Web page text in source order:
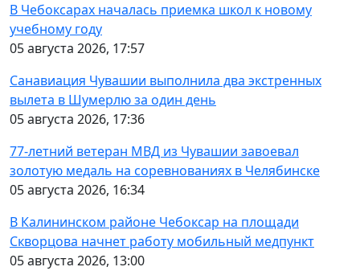
В Чебоксарах началась приемка школ к новому
учебному году
05 августа 2026, 17:57
Санавиация Чувашии выполнила два экстренных
вылета в Шумерлю за один день
05 августа 2026, 17:36
77-летний ветеран МВД из Чувашии завоевал
золотую медаль на соревнованиях в Челябинске
05 августа 2026, 16:34
В Калининском районе Чебоксар на площади
Скворцова начнет работу мобильный медпункт
05 августа 2026, 13:00